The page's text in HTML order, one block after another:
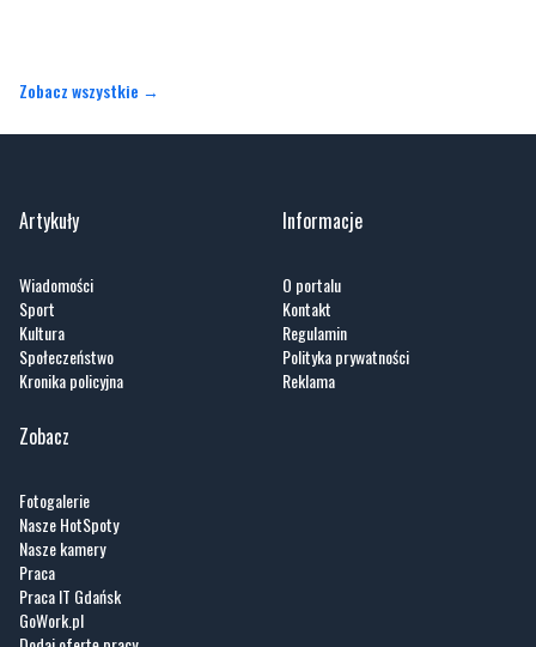
Zobacz wszystkie →
Artykuły
Wiadomości
Sport
Kultura
Społeczeństwo
Kronika policyjna
Informacje
O portalu
Kontakt
Regulamin
Polityka prywatności
Reklama
Zobacz
Fotogalerie
Nasze HotSpoty
Nasze kamery
Praca
Praca IT Gdańsk
GoWork.pl